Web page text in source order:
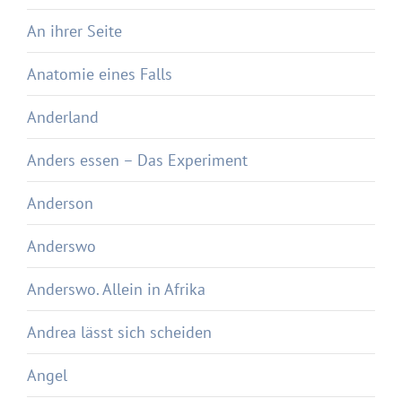
An ihrer Seite
Anatomie eines Falls
Anderland
Anders essen – Das Experiment
Anderson
Anderswo
Anderswo. Allein in Afrika
Andrea lässt sich scheiden
Angel